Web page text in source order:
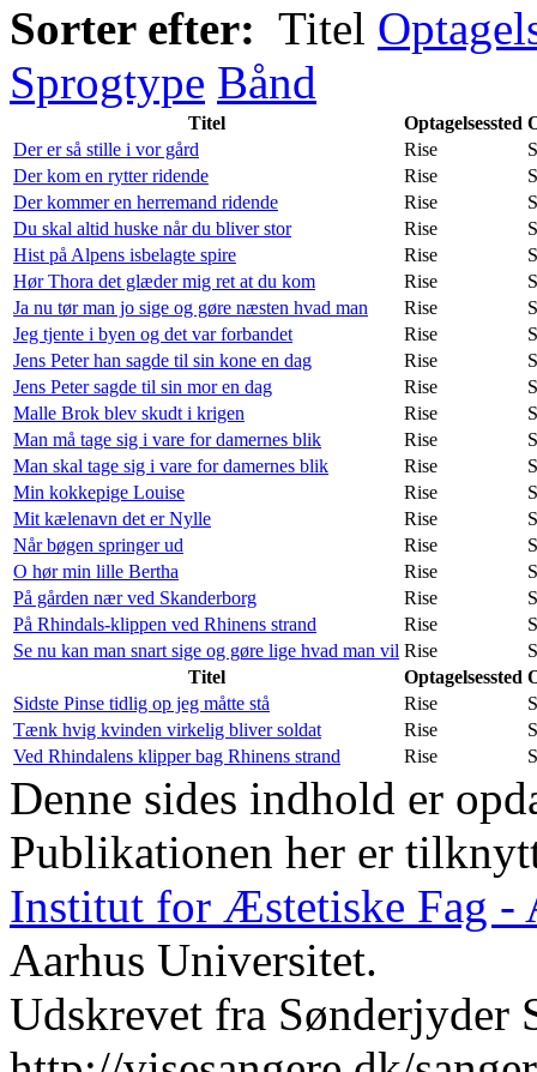
Sorter efter: Titel
Sprogtype Bånd
Titel Optagelsessted
Der er så stille i vor gård
Rise
Der kom en rytter ridende
Rise
Der kommer en herremand ridende
Rise
Du skal altid huske når du bliver stor
Rise
Hist på Alpens isbelagte spire
Rise
Hør Thora det glæder mig ret at du kom
Rise
Ja nu tør man jo sige og gøre næsten hvad man
Rise
Jeg tjente i byen og det var forbandet
Rise
Jens Peter han sagde til sin kone en dag
Rise
Jens Peter sagde til sin mor en dag
Rise
Malle Brok blev skudt i krigen
Rise
Man må tage sig i vare for damernes blik
Rise
Man skal tage sig i vare for damernes blik
Rise
Min kokkepige Louise
Rise
Mit kælenavn det er Nylle
Rise
Når bøgen springer ud
Rise
O hør min lille Bertha
Rise
På gården nær ved Skanderborg
Rise
På Rhindals-klippen ved Rhinens strand
Rise
Se nu kan man snart sige og gøre lige hvad man vil Rise
Titel
Optagelsessted
Sidste Pinse tidlig op jeg måtte stå
Rise
Tænk hvig kvinden virkelig bliver soldat
Rise
Ved Rhindalens klipper bag Rhinens strand
Rise
Denne sides indhold er
Publikationen her er
Institut for Æstetiske Fag -
Aarhus Universitet.
Udskrevet fra Sønderjyder